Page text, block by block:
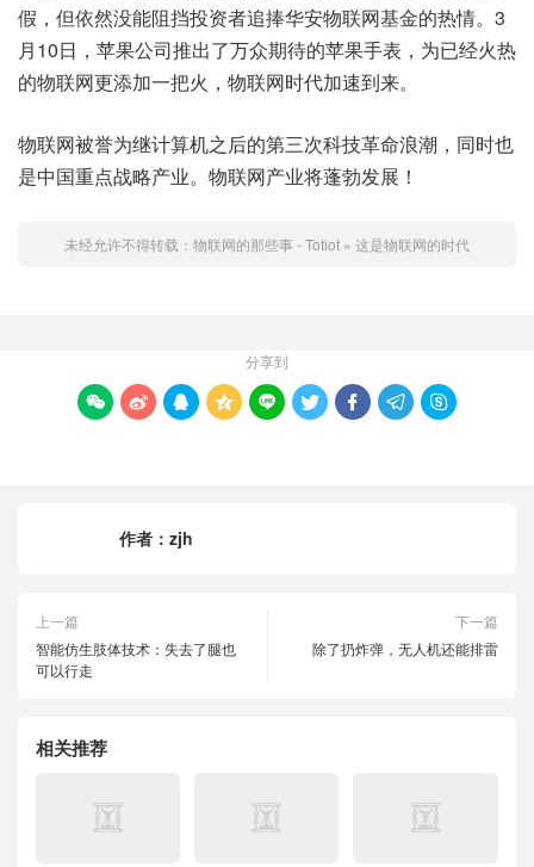
假，但依然没能阻挡投资者追捧华安物联网基金的热情。3
月10日，苹果公司推出了万众期待的苹果手表，为已经火热
的物联网更添加一把火，物联网时代加速到来。
物联网被誉为继计算机之后的第三次科技革命浪潮，同时也
是中国重点战略产业。物联网产业将蓬勃发展！
未经允许不得转载： 物联网的那些事 - Totiot » 这是物联网的时代
分享到
        
作者： zjh
上一篇
智能仿生肢体技术：失去了腿也
可以行走
下一篇
除了扔炸弹，无人机还能排雷
相关推荐